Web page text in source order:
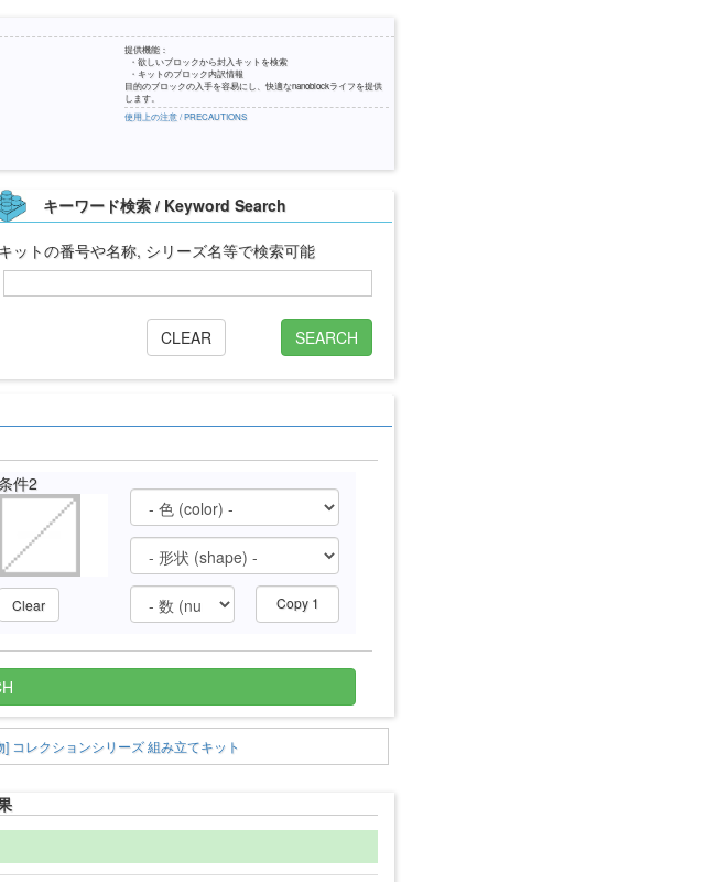
提供機能：
・欲しいブロックから封入キットを検索
・キットのブロック内訳情報
目的のブロックの入手を容易にし、快適なnanoblockライフを提供
します。
使用上の注意 / PRECAUTIONS
キーワード検索 / Keyword Search
キットの番号や名称, シリーズ名等で検索可能
SEARCH
CLEAR
件2
Clear Copy 1
コレクションシリーズ 組み立てキット